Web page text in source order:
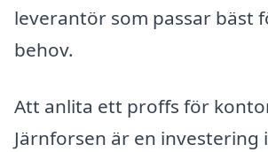
leverantör som passar bäst
behov.
Att anlita ett proffs för
Järnforsen är en investering